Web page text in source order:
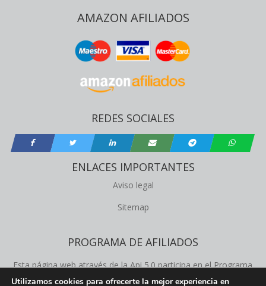
AMAZON AFILIADOS
REDES SOCIALES
ENLACES IMPORTANTES
Aviso legal
Sitemap
PROGRAMA DE AFILIADOS
Esta página web através de la Api 5.0 participa en el Programa
de Afiliados de Amazon Product Advertising, este programa
Utilizamos cookies para ofrecerte la mejor experiencia en